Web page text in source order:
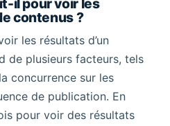
contenus ?
les résultats d’un
de plusieurs facteurs, tels
concurrence sur les
de publication. En
pour voir des résultats